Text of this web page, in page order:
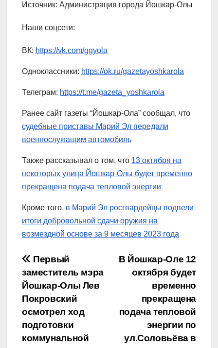
Источник: Администрация города Йошкар-Олы
Наши соцсети:
ВК: https://vk.com/ggyola
Одноклассники: https://ok.ru/gazetayoshkarola
Телеграм: https://t.me/gazeta_yoshkarola
Ранее сайт газеты “Йошкар-Ола” сообщал, что
судебные приставы Марий Эл передали
военнослужащим автомобиль
Также рассказывал о том, что 13 октября на
некоторых улица Йошкар-Олы будет временно
прекращена подача тепловой энергии
Кроме того, в Марий Эл росгвардейцы подвели
итоги добровольной сдачи оружия на
возмездной основе за 9 месяцев 2023 года
Навигация
по
записям
В Йошкар-Оле 12
октября будет
временно
прекращена
подача тепловой
энергии по
ул.Соловьёва в
Первый
заместитель мэра
Йошкар-Олы Лев
Покровский
осмотрел ход
подготовки
коммунальной